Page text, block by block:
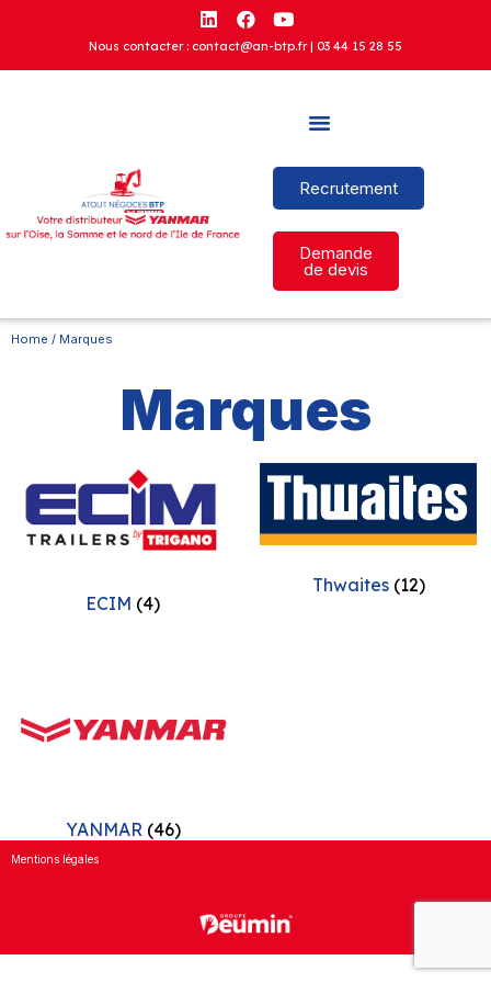
Nous contacter : contact@an-btp.fr | 03 44 15 28 55
Recrutement
Demande
de devis
Home / Marques
Marques
ECIM (4)
Thwaites (12)
YANMAR (46)
Mentions légales